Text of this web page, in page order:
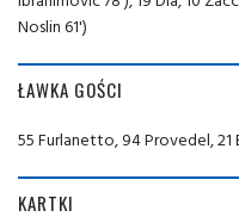
Noslin 61')
ŁAWKA GOŚCI
55 Furlanetto, 94 Provedel, 21
KARTKI